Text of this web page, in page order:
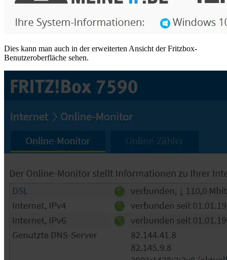
Dies kann man auch in der erweiterten Ansicht der Fritzbox-
Benutzeroberfläche sehen.